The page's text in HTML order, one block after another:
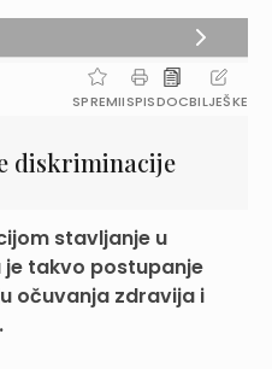
SPREMIISPISDOCBILJEŠKE
diskriminacije
stavljanje u
takvo postupanje
očuvanja zdravija i